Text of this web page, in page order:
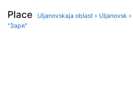
Place Uljanovskaja oblast » Uljanovsk »
"Заря"